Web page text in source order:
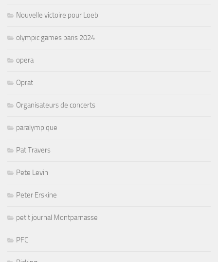
Nouvelle victoire pour Loeb
olympic games paris 2024
opera
Oprat
Organisateurs de concerts
paralympique
Pat Travers
Pete Levin
Peter Erskine
petit journal Montparnasse
PFC